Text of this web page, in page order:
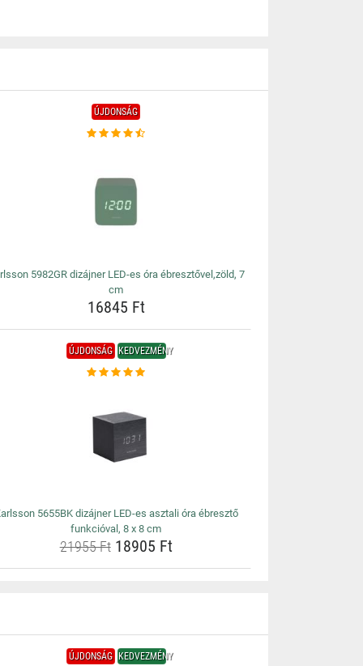
ÚJDONSÁG
5982GR dizájner LED-es óra ébresztővel,zöld, 7
cm
16845 Ft
ÚJDONSÁG KEDVEZMÉNY
5655BK dizájner LED-es asztali óra ébresztő
funkcióval, 8 x 8 cm
21955 Ft18905 Ft
ÚJDONSÁG KEDVEZMÉNY